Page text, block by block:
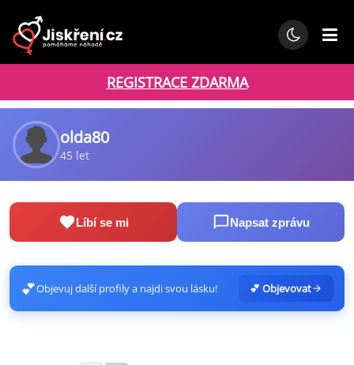
REGISTRACE ZDARMA
olda80
45 let
Líbí se mi Napsat zprávu
💕Objevuj další profily a najdi svou lásku! 💕 Objevovat